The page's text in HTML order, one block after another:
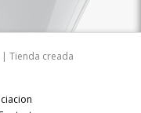
| Tienda creada